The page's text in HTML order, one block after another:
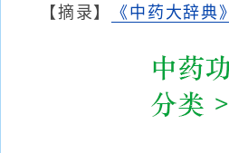
【摘录】 《中药大辞典》